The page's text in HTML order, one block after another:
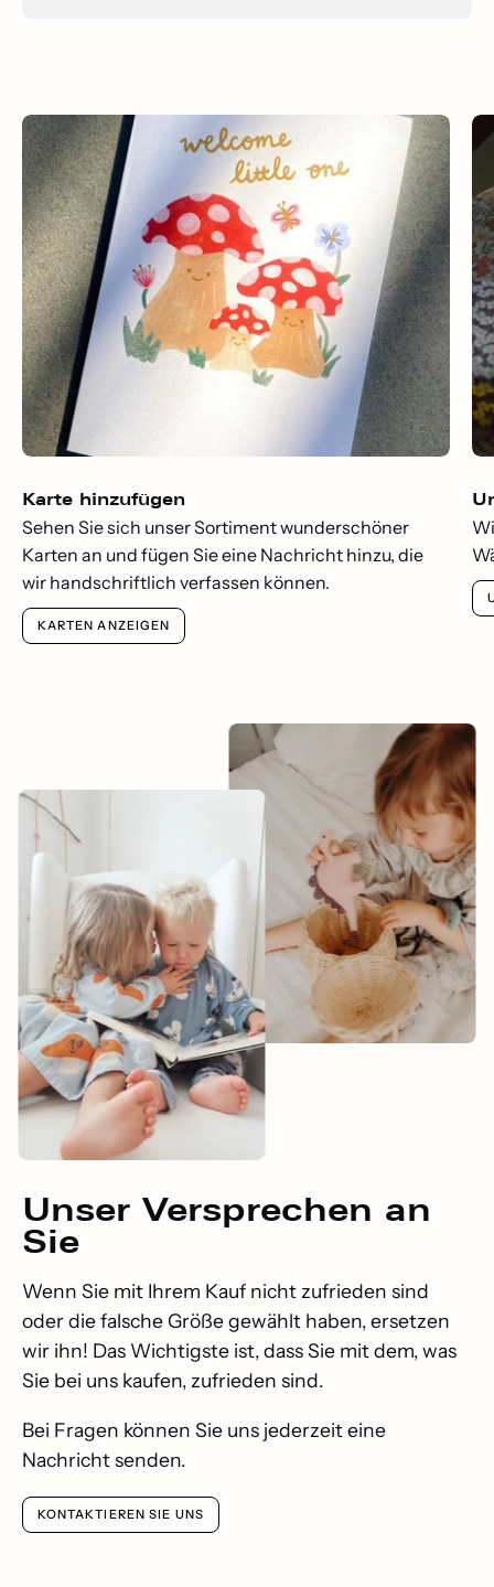
Karte hinzufügen
Sehen Sie sich unser Sortiment wunderschöner
Karten an und fügen Sie eine Nachricht hinzu, die
wir handschriftlich verfassen können.
KARTEN ANZEIGEN
Unser Versprechen an
Sie
Wenn Sie mit Ihrem Kauf nicht zufrieden sind
oder die falsche Größe gewählt haben, ersetzen
wir ihn! Das Wichtigste ist, dass Sie mit dem, was
Sie bei uns kaufen, zufrieden sind.
Bei Fragen können Sie uns jederzeit eine
Nachricht senden.
KONTAKTIEREN SIE UNS